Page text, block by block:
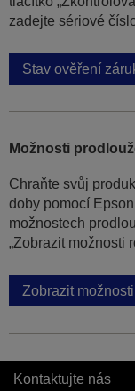
zadejte sériové
Stav ověření
Možnosti
Chraňte svůj
doby pomocí
možnostech
„Zobrazit možnosti
Zobrazit
Kontaktujte nás